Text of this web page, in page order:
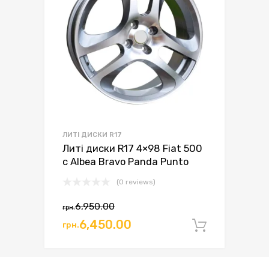
ЛИТІ ДИСКИ R17
Литі диски R17 4×98 Fiat 500
c Albea Bravo Panda Punto
(0 reviews)
грн.6,950.00
Оригінальна
грн.6,450.00